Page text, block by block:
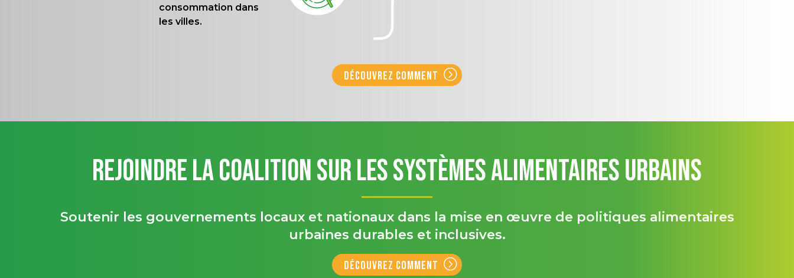
consommation dans
les villes.
Découvrez comment
Rejoindre la Coalition sur les Systèmes Alimentaires Urbains
Soutenir les gouvernements locaux et nationaux dans la mise en œuvre de politiques alimentaires
urbaines durables et inclusives.
Découvrez comment